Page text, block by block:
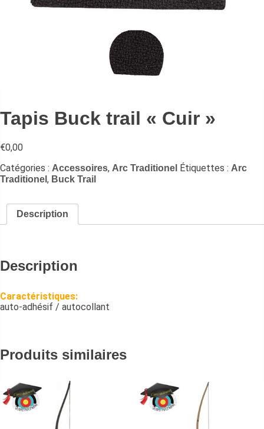
Tapis Buck trail « Cuir »
€0,00
Catégories : Accessoires, Arc Traditionel Étiquettes : Arc
Traditionel , Buck Trail
Description
Description
Caractéristiques:
auto-adhésif / autocollant
Produits similaires